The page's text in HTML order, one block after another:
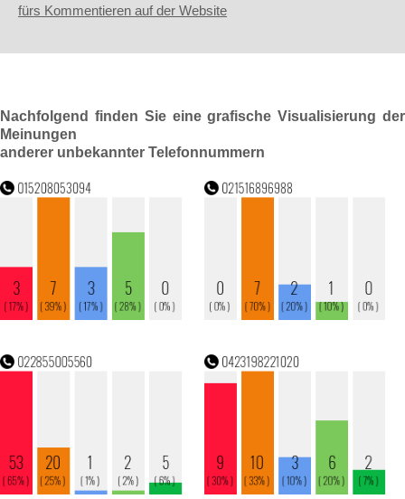
fürs Kommentieren auf der Website
Nachfolgend finden Sie eine grafische Visualisierung der
Meinungen
anderer unbekannter Telefonnummern